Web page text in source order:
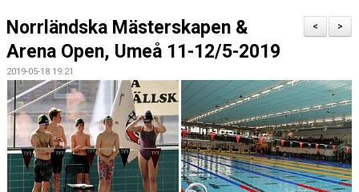
NYHETER
OM FÖRENINGEN
KALENDER
BILDGALLERI
DOKUMENT
>
<
Norrländska Mästerskapen &
Arena Open, Umeå 11-12/5-2019
2019-05-18 19:21